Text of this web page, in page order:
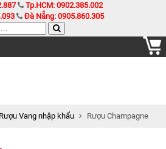
Tp.HCM: 0902.385.002
Đà Nẵng: 0905.860.305
Rượu Vang nhập khẩu Rượu Champagne